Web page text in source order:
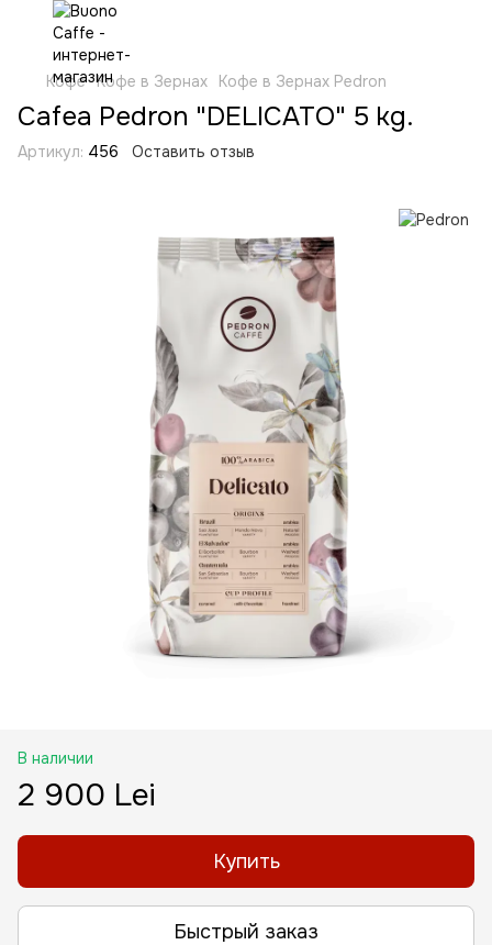
Кофе Кофе в Зернах Кофе в Зернах Pedron
Cafea Pedron "DELICATO" 5 kg.
Артикул: 456 Оставить отзыв
В наличии
2 900 Lei
Купить
Быстрый заказ